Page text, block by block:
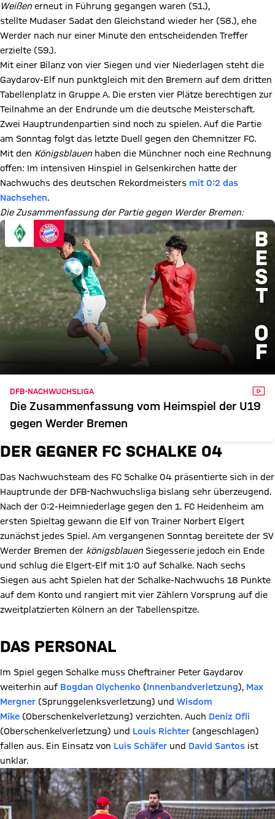
Weißen erneut in Führung gegangen waren (51.),
stellte Mudaser Sadat den Gleichstand wieder her (58.), ehe
Werder nach nur einer Minute den entscheidenden Treffer
erzielte (59.).
Mit einer Bilanz von vier Siegen und vier Niederlagen steht die
Gaydarov-Elf nun punktgleich mit den Bremern auf dem dritten
Tabellenplatz in Gruppe A. Die ersten vier Plätze berechtigen zur
Teilnahme an der Endrunde um die deutsche Meisterschaft.
Zwei Hauptrundenpartien sind noch zu spielen. Auf die Partie
am Sonntag folgt das letzte Duell gegen den Chemnitzer FC.
Mit den Königsblauen haben die Münchner noch eine Rechnung
offen: Im intensiven Hinspiel in Gelsenkirchen hatte der
Nachwuchs des deutschen Rekordmeisters mit 0:2 das
Nachsehen.
Die Zusammenfassung der Partie gegen Werder Bremen:
DFB-NACHWUCHSLIGA
Die Zusammenfassung vom Heimspiel der U19
gegen Werder Bremen
DER GEGNER FC SCHALKE 04
Das Nachwuchsteam des FC Schalke 04 präsentierte sich in der
Hauptrunde der DFB-Nachwuchsliga bislang sehr überzeugend.
Nach der 0:2-Heimniederlage gegen den 1. FC Heidenheim am
ersten Spieltag gewann die Elf von Trainer Norbert Elgert
zunächst jedes Spiel. Am vergangenen Sonntag bereitete der SV
Werder Bremen der königsblauen Siegesserie jedoch ein Ende
und schlug die Elgert-Elf mit 1:0 auf Schalke. Nach sechs
Siegen aus acht Spielen hat der Schalke-Nachwuchs 18 Punkte
auf dem Konto und rangiert mit vier Zählern Vorsprung auf die
zweitplatzierten Kölnern an der Tabellenspitze.
DAS PERSONAL
Im Spiel gegen Schalke muss Cheftrainer Peter Gaydarov
weiterhin auf Bogdan Olychenko (Innenbandverletzung), Max
Mergner (Sprunggelenksverletzung) und Wisdom
Mike (Oberschenkelverletzung) verzichten. Auch Deniz Ofli
(Oberschenkelverletzung) und Louis Richter (angeschlagen)
fallen aus. Ein Einsatz von Luis Schäfer und David Santos ist
unklar.